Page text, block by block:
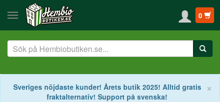
0
×
Sveriges nöjdaste kunder! Årets butik 2025! Alltid gratis
fraktalternativ! Support på svenska!